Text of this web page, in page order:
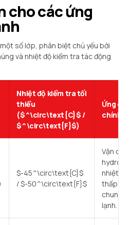
cho các ứng
số lớp, phân biệt chủ yếu bởi
và nhiệt độ kiểm tra tác động
Nhiệt độ kiểm tra tối
thiểu
($^\circ\text{C}$ /
$^\circ\text{F}$)
Ứng
chính
$-45^\circ\text{C}$
/$-50^\circ\text{F}$
Vận
nhiệt độ
thấp nói
chung,
lạnh.